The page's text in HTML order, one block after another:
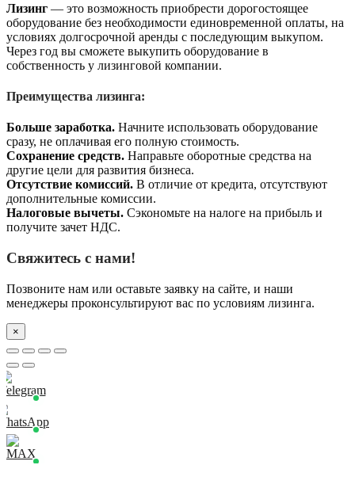
Лизинг — это возможность приобрести дорогостоящее
оборудование без необходимости единовременной оплаты, на
условиях долгосрочной аренды с последующим выкупом.
Через год вы сможете выкупить оборудование в
собственность у лизинговой компании.
Преимущества лизинга:
Больше заработка. Начните использовать оборудование
сразу, не оплачивая его полную стоимость.
Сохранение средств. Направьте оборотные средства на
другие цели для развития бизнеса.
Отсутствие комиссий. В отличие от кредита, отсутствуют
дополнительные комиссии.
Налоговые вычеты. Сэкономьте на налоге на прибыль и
получите зачет НДС.
Свяжитесь с нами!
Позвоните нам или оставьте заявку на сайте, и наши
менеджеры проконсультируют вас по условиям лизинга.
×